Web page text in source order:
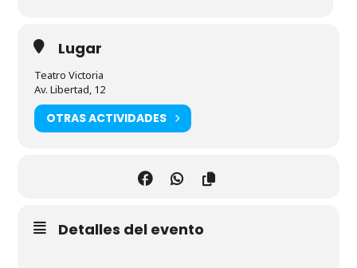
Lugar
Teatro Victoria
Av. Libertad, 12
OTRAS ACTIVIDADES
Detalles del evento